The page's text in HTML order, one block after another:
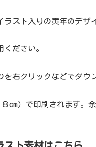
スト入りの寅年のデザ
ださい。
右クリックなどでダウ
cm）で印刷されます。
スト素材はこちら